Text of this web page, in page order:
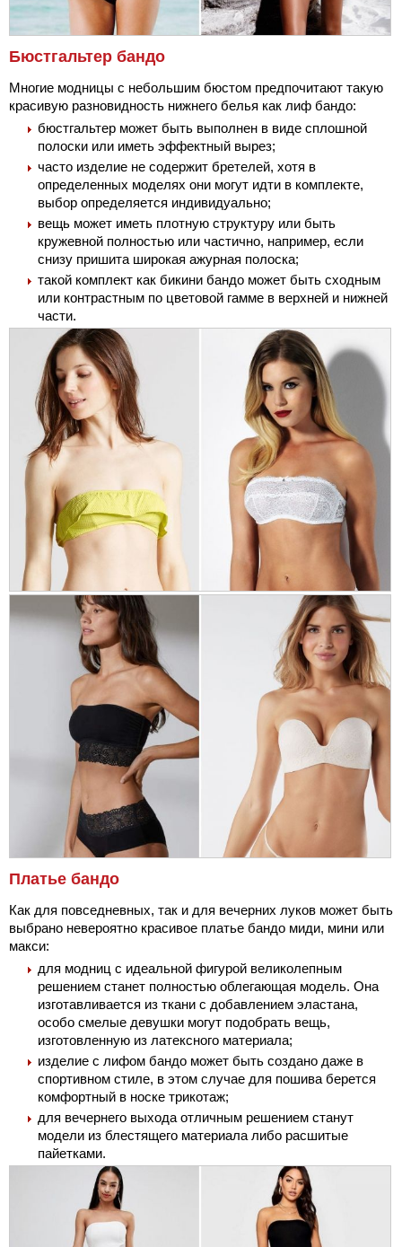
Бюстгальтер бандо
Многие модницы с небольшим бюстом предпочитают такую
красивую разновидность нижнего белья как лиф бандо:
бюстгальтер может быть выполнен в виде сплошной
полоски или иметь эффектный вырез;
часто изделие не содержит бретелей, хотя в
определенных моделях они могут идти в комплекте,
выбор определяется индивидуально;
вещь может иметь плотную структуру или быть
кружевной полностью или частично, например, если
снизу пришита широкая ажурная полоска;
такой комплект как бикини бандо может быть сходным
или контрастным по цветовой гамме в верхней и нижней
части.
Платье бандо
Как для повседневных, так и для вечерних луков может быть
выбрано невероятно красивое платье бандо миди, мини или
макси:
для модниц с идеальной фигурой великолепным
решением станет полностью облегающая модель. Она
изготавливается из ткани с добавлением эластана,
особо смелые девушки могут подобрать вещь,
изготовленную из латексного материала;
изделие с лифом бандо может быть создано даже в
спортивном стиле, в этом случае для пошива берется
комфортный в носке трикотаж;
для вечернего выхода отличным решением станут
модели из блестящего материала либо расшитые
пайетками.